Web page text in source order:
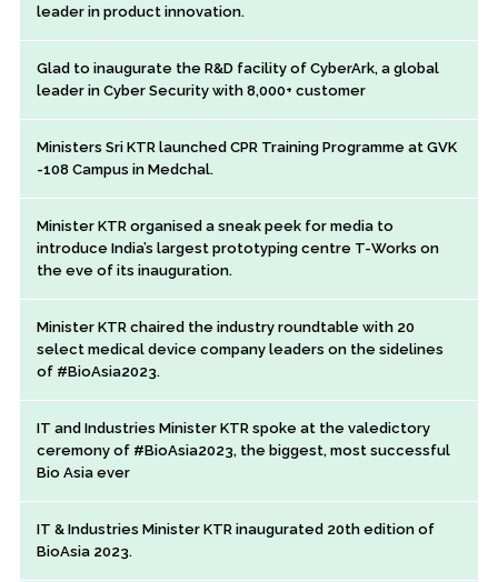
leader in product innovation.
Glad to inaugurate the R&D facility of CyberArk, a global
leader in Cyber Security with 8,000+ customer
Ministers Sri KTR launched CPR Training Programme at GVK
-108 Campus in Medchal.
Minister KTR organised a sneak peek for media to
introduce India’s largest prototyping centre T-Works on
the eve of its inauguration.
Minister KTR chaired the industry roundtable with 20
select medical device company leaders on the sidelines
of #BioAsia2023.
IT and Industries Minister KTR spoke at the valedictory
ceremony of #BioAsia2023, the biggest, most successful
Bio Asia ever
IT & Industries Minister KTR inaugurated 20th edition of
BioAsia 2023.